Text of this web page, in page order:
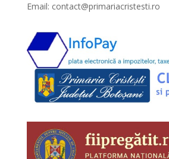
Email: contact@primariacristesti.ro